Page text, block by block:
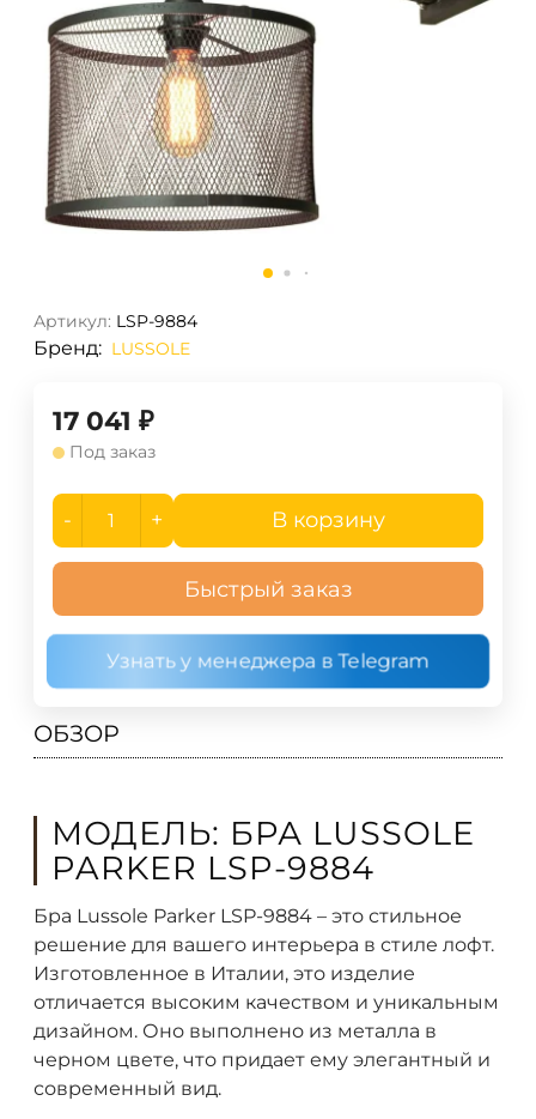
Артикул: LSP-9884
Бренд: LUSSOLE
17 041 ₽
Под заказ
- + В корзину
Быстрый заказ
Узнать у менеджера в Telegram
ОБЗОР
МОДЕЛЬ: БРА LUSSOLE
PARKER LSP-9884
Бра Lussole Parker LSP-9884 – это стильное
решение для вашего интерьера в стиле лофт.
Изготовленное в Италии, это изделие
отличается высоким качеством и уникальным
дизайном. Оно выполнено из металла в
черном цвете, что придает ему элегантный и
современный вид.